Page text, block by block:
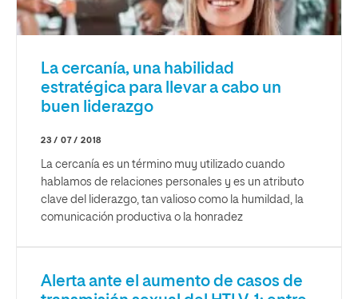
La cercanía, una habilidad
estratégica para llevar a cabo un
buen liderazgo
23 / 07 / 2018
La cercanía es un término muy utilizado cuando
hablamos de relaciones personales y es un atributo
clave del liderazgo, tan valioso como la humildad, la
comunicación productiva o la honradez
Alerta ante el aumento de casos de